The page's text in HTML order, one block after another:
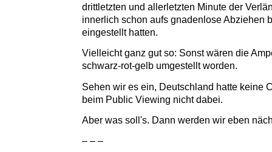
drittletzten und allerletzten Minute der
innerlich schon aufs gnadenlose Abziehen
eingestellt hatten.
Vielleicht ganz gut so: Sonst wären die
schwarz-rot-gelb umgestellt worden.
Sehen wir es ein, Deutschland hatte keine
beim Public Viewing nicht dabei.
Aber was soll's. Dann werden wir eben
– – –